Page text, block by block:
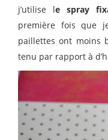
j’utilise le spray
première fois que
paillettes ont moins
tenu par rapport à